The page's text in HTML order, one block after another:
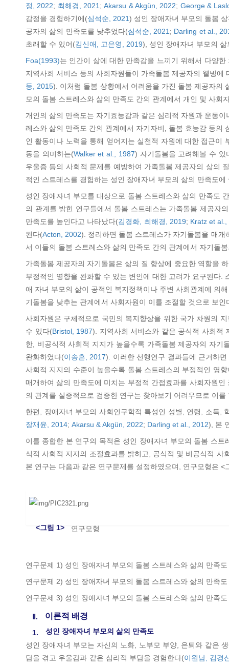
정, 2022; 최해경, 2021;Akarsu & Akgün, 2022; George &
감정을 경험하기에(심석순, 2021) 성인 장애자녀 부모의 돌봄
공자의 삶의 만족도를 낮추었다(심석순, 2021; Darling et al.,
초래할 수 있어(김신애, 고은영, 2019), 성인 장애자녀 부모의
Foa(1993)는 인간이 삶에 대한 만족감을 느끼기 위해서 다양
지역사회 서비스 등의 사회자원들이 가족돌봄 제공자의 웰빙
등, 2015). 이처럼 돌봄 상황에서 어려움을 가진 돌봄 제공자의
모의 돌봄 스트레스와 삶의 만족도 간의 관계에서 개인 및 사회
개인의 삶의 만족도는 자기효능감과 같은 심리적 자원과 운동
레스와 삶의 만족도 간의 관계에서 자기자비, 돌봄 효능감 등의
인 활동이나 노력을 통해 얻어지는 실천적 자원에 대한 접근
동을 의미하는(Walker et al., 1987) 자기돌봄을 고려해볼 수 있
우울증 등의 사회적 문제를 예방하여 가족돌봄 제공자의 삶의
적인 스트레스를 경험하는 성인 장애자녀 부모의 삶의 만족도
성인 장애자녀 부모를 대상으로 돌봄 스트레스와 삶의 만족도
의 관계를 밝힌 연구들에서 돌봄 스트레스는 가족돌봄 제공자
만족도를 높인다고 나타났다(김경화, 최해경, 2019; Kratz et
된다(Acton, 2002). 정리하면 돌봄 스트레스가 자기돌봄을 매
서 이들의 돌봄 스트레스와 삶의 만족도 간의 관계에서 자기돌
가족돌봄 제공자의 자기돌봄은 삶의 질 향상에 중요한 역할을
부정적인 영향을 완화할 수 있는 변인에 대한 고려가 요구된다
애 자녀 부모의 삶이 공적인 복지정책이나 주변 사회관계에 의
기돌봄을 낮추는 관계에서 사회자원이 이를 조절할 것으로 보인
사회자원은 구체적으로 국민의 복지향상을 위한 국가 차원의
수 있다(Bristol, 1987). 지역사회 서비스와 같은 공식적 사회적
한, 비공식적 사회적 지지가 높을수록 가족돌봄 제공자의 자기
완화하였다(이송흔, 2017). 이러한 선행연구 결과들에 근거하
사회적 지지의 수준이 높을수록 돌봄 스트레스의 부정적인 영
매개하여 삶의 만족도에 미치는 부정적 간접효과를 사회자원
의 관계를 실증적으로 검증한 연구는 찾아보기 어려우므로 이를
한편, 장애자녀 부모의 사회인구학적 특성인 성별, 연령, 소득,
장재윤, 2014; Akarsu & Akgün, 2022; Darling et al., 2012), 본
이를 종합한 본 연구의 목적은 성인 장애자녀 부모의 돌봄 스
식적 사회적 지지의 조절효과를 밝히고, 공식적 및 비공식적
본 연구는 다음과 같은 연구문제를 설정하였으며, 연구모형은 <
<그림 1> 연구모형
연구문제 1) 성인 장애자녀 부모의 돌봄 스트레스와 삶의 만족
연구문제 2) 성인 장애자녀 부모의 돌봄 스트레스와 삶의 만족
연구문제 3) 성인 장애자녀 부모의 돌봄 스트레스와 삶의 만족
Ⅱ. 이론적 배경
1.
성인 장애자녀 부모의 삶의 만족도
성인 장애자녀 부모는 자신의 노화, 노부모 부양, 은퇴와 같은
담을 겪고 우울감과 같은 심리적 부담을 경험한다(이원남, 김경